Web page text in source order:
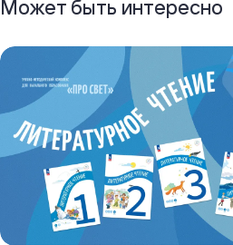
Может быть интересно